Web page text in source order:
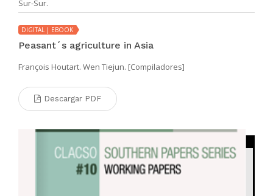
Sur-Sur.
DIGITAL | EBOOK
Peasant´s agriculture in Asia
François Houtart. Wen Tiejun. [Compiladores]
Descargar PDF